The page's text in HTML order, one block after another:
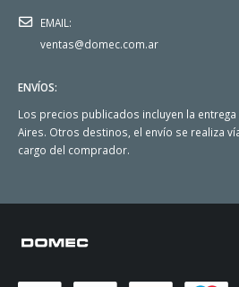
EMAIL:
ventas@domec.com.ar
ENVÍOS:
Los precios publicados incluyen la entrega
Aires. Otros destinos, el envío se realiza
cargo del comprador.